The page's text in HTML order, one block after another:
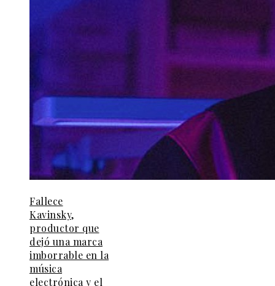
Fallece
Kavinsky,
productor que
dejó una marca
imborrable en la
música
electrónica y el